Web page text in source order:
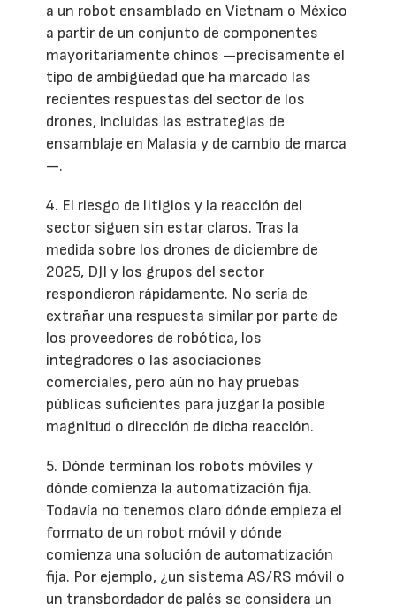
a un robot ensamblado en Vietnam o México
a partir de un conjunto de componentes
mayoritariamente chinos —precisamente el
tipo de ambigüedad que ha marcado las
recientes respuestas del sector de los
drones, incluidas las estrategias de
ensamblaje en Malasia y de cambio de marca
—.
4. El riesgo de litigios y la reacción del
sector siguen sin estar claros. Tras la
medida sobre los drones de diciembre de
2025, DJI y los grupos del sector
respondieron rápidamente. No sería de
extrañar una respuesta similar por parte de
los proveedores de robótica, los
integradores o las asociaciones
comerciales, pero aún no hay pruebas
públicas suficientes para juzgar la posible
magnitud o dirección de dicha reacción.
5. Dónde terminan los robots móviles y
dónde comienza la automatización fija.
Todavía no tenemos claro dónde empieza el
formato de un robot móvil y dónde
comienza una solución de automatización
fija. Por ejemplo, ¿un sistema AS/RS móvil o
un transbordador de palés se considera un